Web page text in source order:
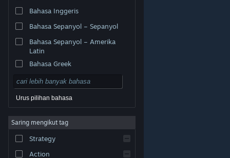
© Valve Corporation. Hak cipta terpelihara. Semua
tanda dagangan ialah hak milik pemilik masing-masing
Perundangan|Accessibility
Steam| Bayaran balik
Bahasa Inggeris
Bahasa Sepanyol – Sepanyol
Bahasa Sepanyol – Amerika
Latin
Bahasa Greek
Urus pilihan bahasa
Saring mengikut tag
Strategy
Action